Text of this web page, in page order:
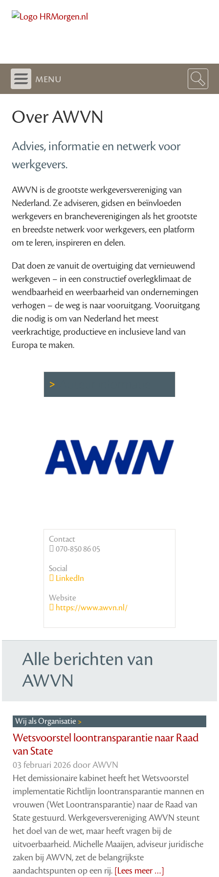
menu
Over AWVN
Advies, informatie en netwerk voor
werkgevers.
AWVN is de grootste werkgeversvereniging van
Nederland. Ze adviseren, gidsen en beïnvloeden
werkgevers en brancheverenigingen als het grootste
en breedste netwerk voor werkgevers, een platform
om te leren, inspireren en delen.
Dat doen ze vanuit de overtuiging dat vernieuwend
werkgeven – in een constructief overlegklimaat de
wendbaarheid en weerbaarheid van ondernemingen
verhogen – de weg is naar vooruitgang. Vooruitgang
die nodig is om van Nederland het meest
veerkrachtige, productieve en inclusieve land van
Europa te maken.
Contact
070-850 86 05
Social
LinkedIn
Website
https://www.awvn.nl/
Alle berichten van
AWVN
Wij als Organisatie
Wetsvoorstel loontransparantie naar Raad
van State
03 februari 2026 doorAWVN
Het demissionaire kabinet heeft het Wetsvoorstel
implementatie Richtlijn loontransparantie mannen en
vrouwen (Wet Loontransparantie) naar de Raad van
State gestuurd. Werkgeversvereniging AWVN steunt
het doel van de wet, maar heeft vragen bij de
uitvoerbaarheid. Michelle Maaijen, adviseur juridische
zaken bij AWVN, zet de belangrijkste
aandachtspunten op een rij. [Lees meer …]